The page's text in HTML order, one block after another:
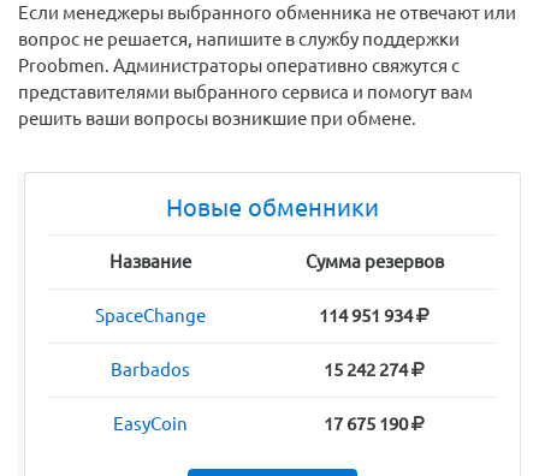
Если менеджеры выбранного обменника не отвечают или
вопрос не решается, напишите в службу поддержки
Proobmen. Администраторы оперативно свяжутся с
представителями выбранного сервиса и помогут вам
решить ваши вопросы возникшие при обмене.
Новые обменники
Название Сумма резервов
SpaceChange 114 951 934
Barbados 15 242 274
EasyCoin 17 675 190